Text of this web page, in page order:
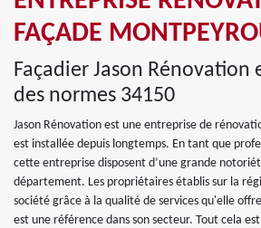
FAÇADE
Façadier Jason Rénovation
des normes 34150
Jason Rénovation est une entreprise de
est installée depuis longtemps. En tant que
cette entreprise disposent d’une grande
département. Les propriétaires établis sur la
société grâce à la qualité de services qu'elle
est une référence dans son secteur. Tout cela